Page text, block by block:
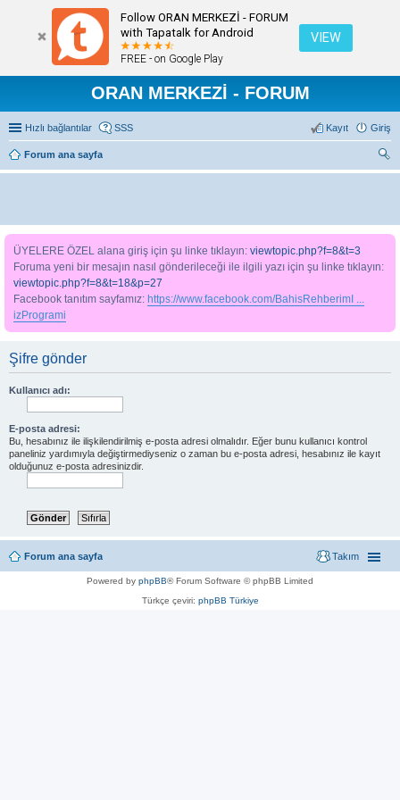
Follow ORAN MERKEZİ - FORUM
with Tapatalk for Android
FREE - on Google Play
VIEW
ORAN MERKEZİ - FORUM
Hızlı bağlantılar SSS Giriş
Kayıt
Forum ana sayfa
ra
ÜYELERE ÖZEL alana giriş için şu linke tıklayın: viewtopic.php?f=8&t=3
Foruma yeni bir mesajın nasıl gönderileceği ile ilgili yazı için şu linke tıklayın:
viewtopic.php?f=8&t=18&p=27
Facebook tanıtım sayfamız: https://www.facebook.com/BahisRehberimI ...
izProgrami
Şifre gönder
Kullanıcı adı:
E-posta adresi:
Bu, hesabınız ile ilişkilendirilmiş e-posta adresi olmalıdır. Eğer bunu kullanıcı kontrol
paneliniz yardımıyla değiştirmediyseniz o zaman bu e-posta adresi, hesabınız ile kayıt
olduğunuz e-posta adresinizdir.
Forum ana sayfa Takım
Powered by phpBB® Forum Software © phpBB Limited
Türkçe çeviri: phpBB Türkiye